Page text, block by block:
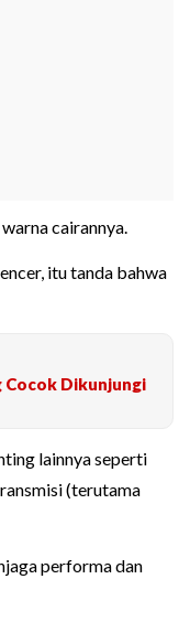
cairannya.
itu tanda bahwa
Cocok Dikunjungi
lainnya seperti
(terutama
performa dan